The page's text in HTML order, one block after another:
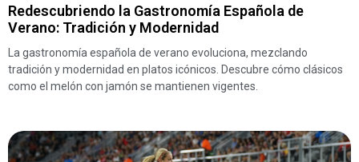
Redescubriendo la Gastronomía Española de
Verano: Tradición y Modernidad
La gastronomía española de verano evoluciona, mezclando
tradición y modernidad en platos icónicos. Descubre cómo clásicos
como el melón con jamón se mantienen vigentes.